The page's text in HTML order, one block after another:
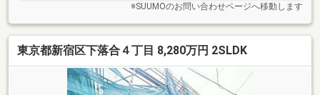
※SUUMOのお問い合わせページへ移動します
東京都新宿区下落合４丁目 8,280万円 2SLDK